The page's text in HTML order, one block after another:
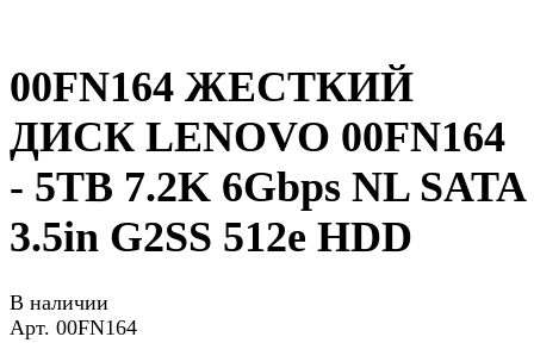
00FN164 ЖЕСТКИЙ
ДИСК LENOVO 00FN164
- 5TB 7.2K 6Gbps NL SATA
3.5in G2SS 512e HDD
В наличии
Арт. 00FN164